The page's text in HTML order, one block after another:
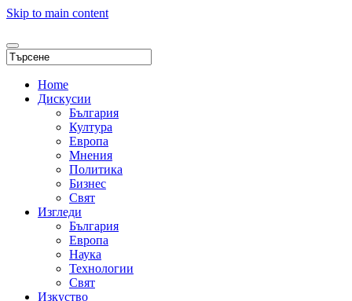
Skip to main content
Home
Дискусии
България
Култура
Европа
Мнения
Политика
Бизнес
Свят
Изгледи
България
Европа
Наука
Технологии
Свят
Изкуство